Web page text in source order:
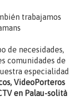
trabajamos
de necesidades,
comunidades de
especialidad
VideoPorteros
en Palau-solità